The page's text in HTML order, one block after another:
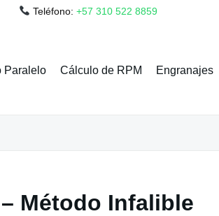
Teléfono: +57 310 522 8859
Paralelo Cálculo de RPM Engranajes
Método Infalible